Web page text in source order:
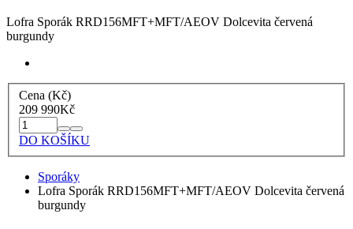
Lofra Sporák RRD156MFT+MFT/AEOV Dolcevita červená
burgundy
Cena (Kč)
209 990Kč
DO KOŠÍKU
Sporáky
Lofra Sporák RRD156MFT+MFT/AEOV Dolcevita červená
burgundy